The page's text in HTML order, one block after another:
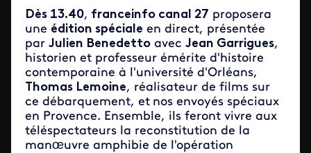
Dès 13.40, franceinfo canal 27 proposera
une édition spéciale en direct, présentée
par Julien Benedetto avec Jean Garrigues,
historien et professeur émérite d'histoire
contemporaine à l'université d'Orléans,
Thomas Lemoine, réalisateur de films sur
ce débarquement, et nos envoyés spéciaux
en Provence. Ensemble, ils feront vivre aux
téléspectateurs la reconstitution de la
manœuvre amphibie de l'opération